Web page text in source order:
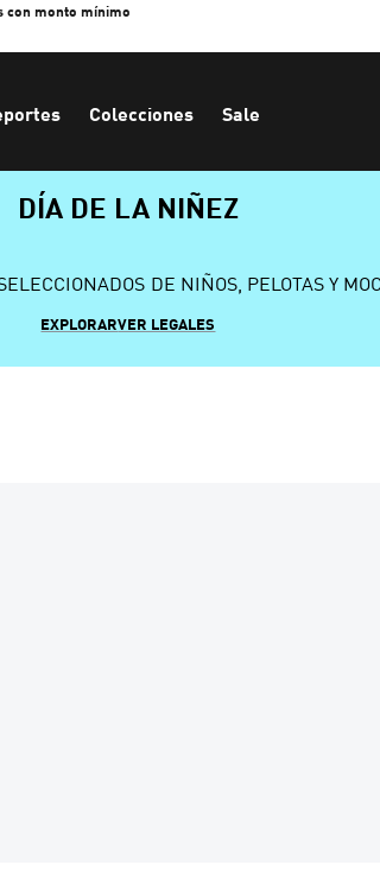
con monto mínimo
Colecciones Sale
DÍA DE LA NIÑEZ
DE NIÑOS, PELOTAS Y
EXPLORARVER LEGALES